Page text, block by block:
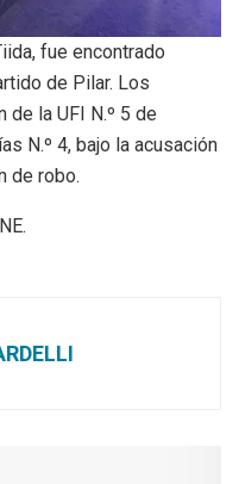
fue encontrado
de Pilar. Los
la UFI N.º 5 de
N.º 4, bajo la acusación
de robo.